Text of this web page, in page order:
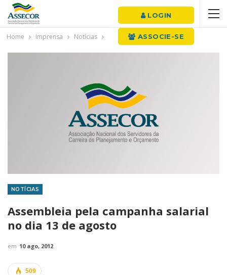
LOGIN
ASSOCIE-SE
Home Imprensa Notícias
NOTÍCIAS
Assembleia pela campanha salarial
no dia 13 de agosto
em 10 ago, 2012
509